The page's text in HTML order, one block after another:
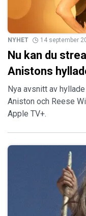
NYHET 14 september
Nu kan du
Anistons
Nya avsnitt av
Aniston och Reese
Apple TV+.